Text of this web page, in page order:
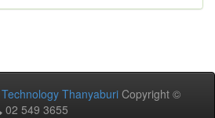
Thanyaburi Copyright ©
02 549 3655